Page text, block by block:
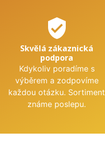
verified_user
Skvělá zákaznická
podpora
Kdykoliv poradíme s
výběrem a zodpovíme
každou otázku. Sortiment
známe poslepu.